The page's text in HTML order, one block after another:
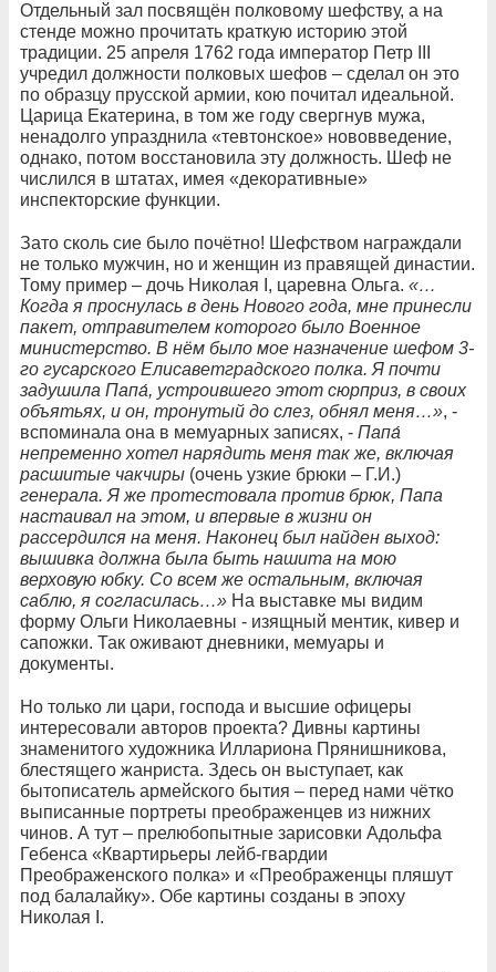
Отдельный зал посвящён полковому шефству, а на
стенде можно прочитать краткую историю этой
традиции. 25 апреля 1762 года император Петр III
учредил должности полковых шефов – сделал он это
по образцу прусской армии, кою почитал идеальной.
Царица Екатерина, в том же году свергнув мужа,
ненадолго упразднила «тевтонское» нововведение,
однако, потом восстановила эту должность. Шеф не
числился в штатах, имея «декоративные»
инспекторские функции.
Зато сколь сие было почётно! Шефством награждали
не только мужчин, но и женщин из правящей династии.
Тому пример – дочь Николая I, царевна Ольга. «…
Когда я проснулась в день Нового года, мне принесли
пакет, отправителем которого было Военное
министерство. В нём было мое назначение шефом 3-
го гусарского Елисаветградского полка. Я почти
задушила Папа́, устроившего этот сюрприз, в своих
объятьях, и он, тронутый до слез, обнял меня…», -
вспоминала она в мемуарных записях, - Папа́
непременно хотел нарядить меня так же, включая
расшитые чакчиры (очень узкие брюки – Г.И.)
генерала. Я же протестовала против брюк, Папа
настаивал на этом, и впервые в жизни он
рассердился на меня. Наконец был найден выход:
вышивка должна была быть нашита на мою
верховую юбку. Со всем же остальным, включая
саблю, я согласилась…» На выставке мы видим
форму Ольги Николаевны - изящный ментик, кивер и
сапожки. Так оживают дневники, мемуары и
документы.
Но только ли цари, господа и высшие офицеры
интересовали авторов проекта? Дивны картины
знаменитого художника Иллариона Прянишникова,
блестящего жанриста. Здесь он выступает, как
бытописатель армейского бытия – перед нами чётко
выписанные портреты преображенцев из нижних
чинов. А тут – прелюбопытные зарисовки Адольфа
Гебенса «Квартирьеры лейб-гвардии
Преображенского полка» и «Преображенцы пляшут
под балалайку». Обе картины созданы в эпоху
Николая I.